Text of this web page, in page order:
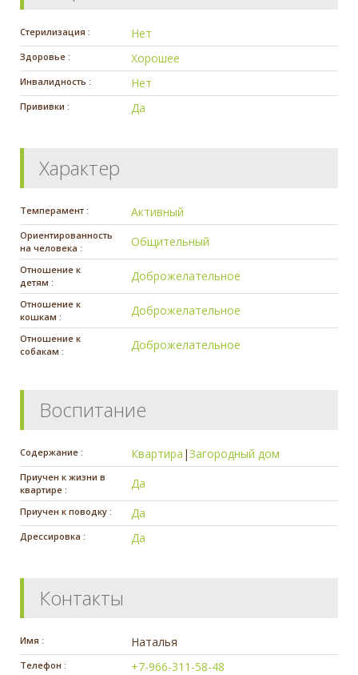
Стерилизация : Нет
Здоровье : Хорошее
Инвалидность : Нет
Прививки : Да
Характер
Темперамент : Активный
Ориентированность
на человека :
Общительный
Отношение к
детям :
Доброжелательное
Отношение к
кошкам :
Доброжелательное
Отношение к
собакам :
Доброжелательное
Воспитание
Содержание : Квартира |Загородный дом
Приучен к жизни в
квартире :
Да
Приучен к поводку : Да
Дрессировка : Да
Контакты
Имя : Наталья
Телефон : +7-966-311-58-48